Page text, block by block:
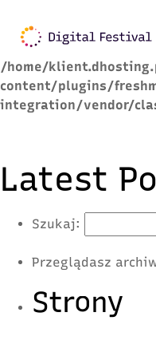
Warning : Trying to
type null in
/home/
content/plugins/
integration/vendor/
Latest
Szukaj:
Przeglądasz
Strony